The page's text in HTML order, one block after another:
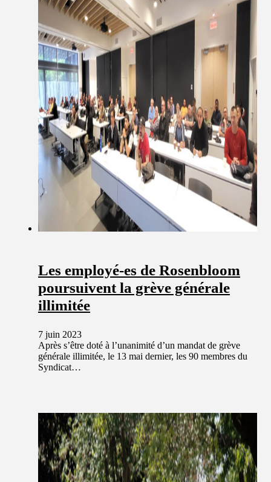
Les employé-es de Rosenbloom
poursuivent la grève générale
illimitée
7 juin 2023
Après s’être doté à l’unanimité d’un mandat de grève
générale illimitée, le 13 mai dernier, les 90 membres du
Syndicat…